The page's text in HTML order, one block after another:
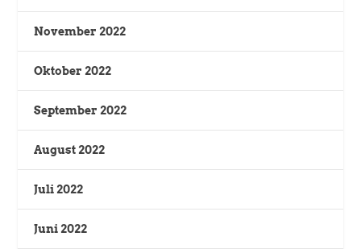
November 2022
Oktober 2022
September 2022
August 2022
Juli 2022
Juni 2022